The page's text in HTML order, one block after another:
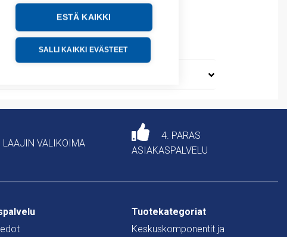
ESTÄ KAIKKI
SALLI KAIKKI EVÄSTEET
LAAJIN VALIKOIMA
4. PARAS
ASIAKASPALVELU
Tuotekategoriat
Keskuskomponentit ja